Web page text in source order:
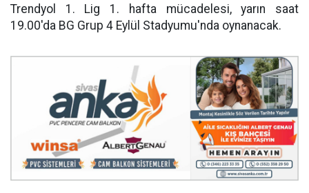
Trendyol 1. Lig 1. hafta mücadelesi, yarın saat
19.00'da BG Grup 4 Eylül Stadyumu'nda oynanacak.